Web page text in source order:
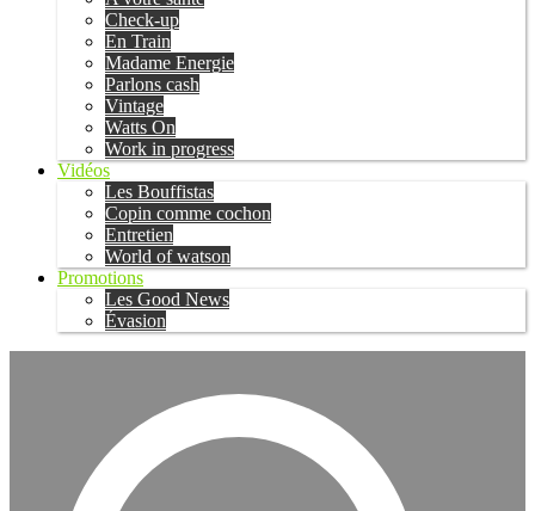
Check-up
En Train
Madame Energie
Parlons cash
Vintage
Watts On
Work in progress
Vidéos
Les Bouffistas
Copin comme cochon
Entretien
World of watson
Promotions
Les Good News
Évasion